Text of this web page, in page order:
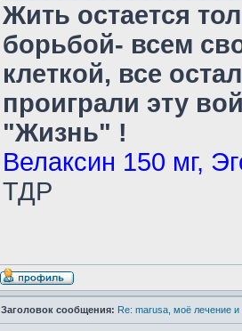
Жить остается
борьбой- всем
клеткой, все
проиграли эту
"Жизнь" !
Велаксин 150 мг,
ТДР
Заголовок сообщения: Re: marusa, моё лечение и